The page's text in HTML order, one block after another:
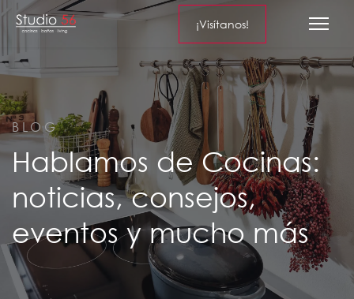
¡Visítanos!
BLOG
Hablamos de Cocinas:
noticias, consejos,
eventos y mucho más